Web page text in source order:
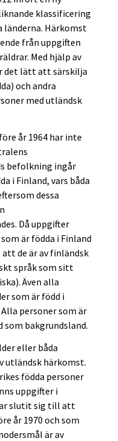
klassificering
länderna. Härkomst
från uppgiften
Med hjälp av
det lätt att särskilja
och andra
med utländsk
år 1964 har inte
befolkning ingår
i Finland, vars båda
dessa
Då uppgifter
är födda i Finland
de är av finländsk
språk som sitt
Även alla
som är född i
personer som är
bakgrundsland.
eller båda
utländsk härkomst.
födda personer
uppgifter i
slutit sig till att
år 1970 och som
är av